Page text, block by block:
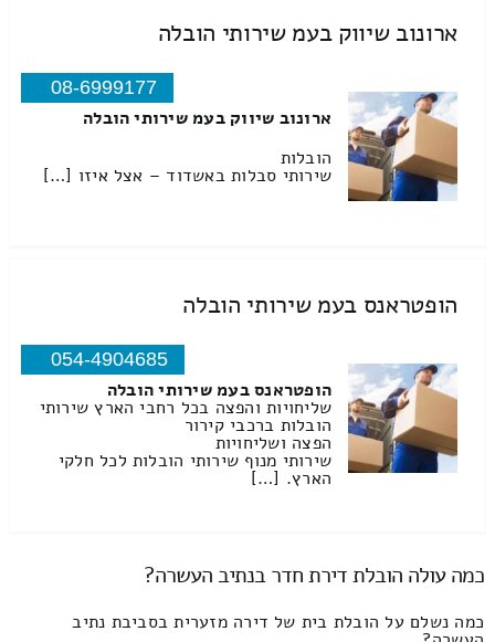
ארונוב שיווק בעמ שירותי הובלה
08-6999177
ארונוב שיווק בעמ שירותי הובלה
הובלות
שירותי סבלות באשדוד – אצל איזו […]
הופטראנס בעמ שירותי הובלה
054-4904685
הופטראנס בעמ שירותי הובלה
שליחויות והפצה בכל רחבי הארץ שירותי
הובלות ברכבי קירור
הפצה ושליחויות
שירותי מנוף שירותי הובלות לכל חלקי
הארץ. […]
כמה עולה הובלת דירת חדר בנתיב העשרה?
כמה נשלם על הובלת בית של דירה מזערית בסביבת נתיב